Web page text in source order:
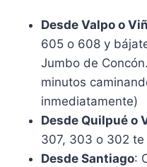
Desde Valpo o
605 o 608 y
Jumbo de
minutos
inmediatamente)
Desde Quilpué o
307, 303 o 302 te
Desde Santiago: